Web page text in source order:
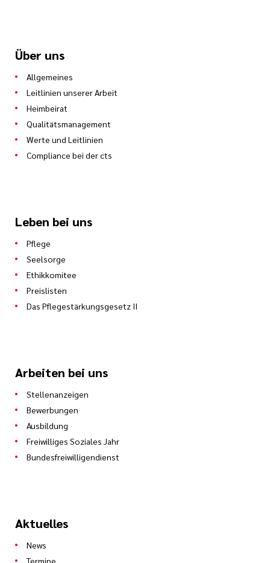
Über uns
Allgemeines
Leitlinien unserer Arbeit
Heimbeirat
Qualitätsmanagement
Werte und Leitlinien
Compliance bei der cts
Leben bei uns
Pflege
Seelsorge
Ethikkomitee
Preislisten
Das Pflegestärkungsgesetz II
Arbeiten bei uns
Stellenanzeigen
Bewerbungen
Ausbildung
Freiwilliges Soziales Jahr
Bundesfreiwilligendienst
Aktuelles
News
Termine